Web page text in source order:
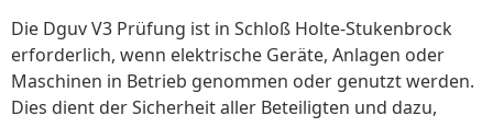
Die Dguv V3 Prüfung ist in Schloß Holte-Stukenbrock
erforderlich, wenn elektrische Geräte, Anlagen oder
Maschinen in Betrieb genommen oder genutzt werden.
Dies dient der Sicherheit aller Beteiligten und dazu,